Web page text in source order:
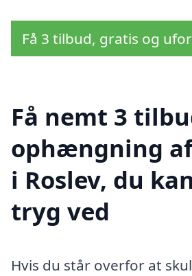
Få 3 tilbud, gratis og
Få nemt 3
ophængning
i Roslev, du
tryg ved
Hvis du står overfor at